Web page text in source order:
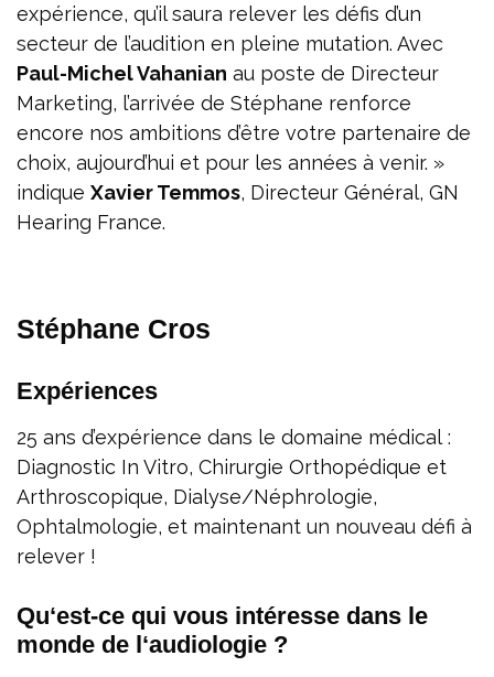
expérience, qu’il saura relever les défis d’un
secteur de l’audition en pleine mutation. Avec
Paul-Michel Vahanian au poste de Directeur
Marketing, l’arrivée de Stéphane renforce
encore nos ambitions d’être votre partenaire de
choix, aujourd’hui et pour les années à venir. »
indique Xavier Temmos, Directeur Général, GN
Hearing France.
Stéphane Cros
Expériences
25 ans d’expérience dans le domaine médical :
Diagnostic In Vitro, Chirurgie Orthopédique et
Arthroscopique, Dialyse/Néphrologie,
Ophtalmologie, et maintenant un nouveau défi à
relever !
Qu‘est-ce qui vous intéresse dans le
monde de l‘audiologie ?